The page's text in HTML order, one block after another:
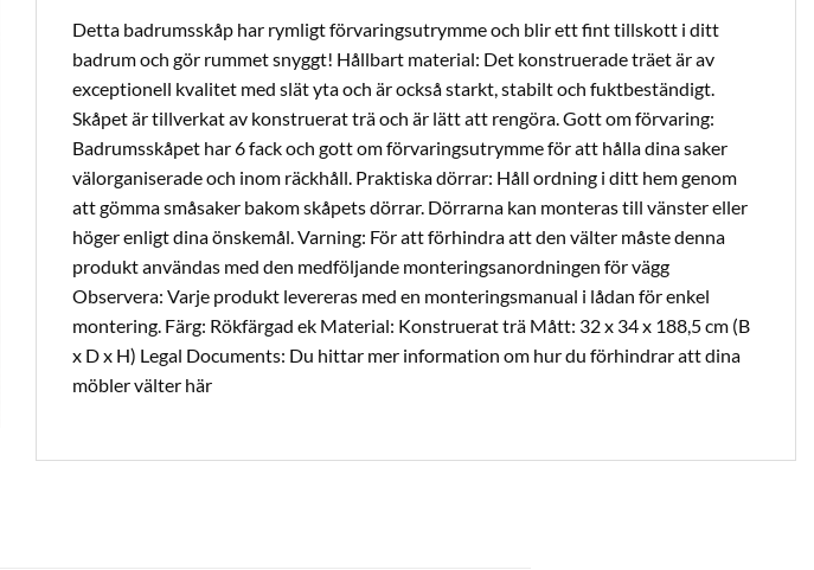
Detta badrumsskåp har rymligt förvaringsutrymme och blir ett fint tillskott i ditt
badrum och gör rummet snyggt! Hållbart material: Det konstruerade träet är av
exceptionell kvalitet med slät yta och är också starkt, stabilt och fuktbeständigt.
Skåpet är tillverkat av konstruerat trä och är lätt att rengöra. Gott om förvaring:
Badrumsskåpet har 6 fack och gott om förvaringsutrymme för att hålla dina saker
välorganiserade och inom räckhåll. Praktiska dörrar: Håll ordning i ditt hem genom
att gömma småsaker bakom skåpets dörrar. Dörrarna kan monteras till vänster eller
höger enligt dina önskemål. Varning: För att förhindra att den välter måste denna
produkt användas med den medföljande monteringsanordningen för vägg
Observera: Varje produkt levereras med en monteringsmanual i lådan för enkel
montering. Färg: Rökfärgad ek Material: Konstruerat trä Mått: 32 x 34 x 188,5 cm (B
x D x H) Legal Documents: Du hittar mer information om hur du förhindrar att dina
möbler välter här